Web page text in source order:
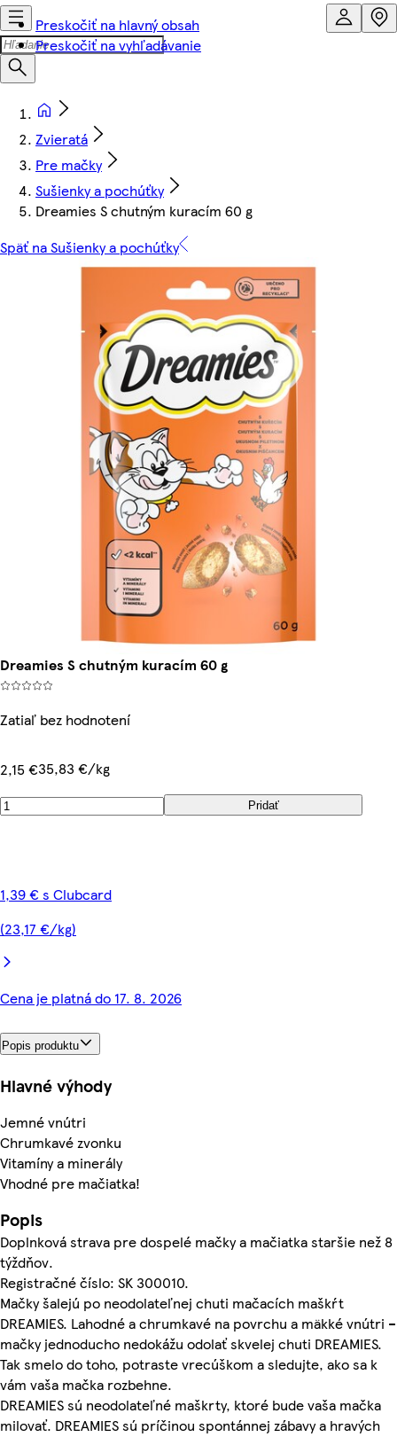
Preskočiť na hlavný obsah
Preskočiť na vyhľadávanie
Zvieratá
Pre mačky
Sušienky a pochúťky
Dreamies S chutným kuracím 60 g
Späť na Sušienky a pochúťky
Dreamies S chutným kuracím 60 g
Zatiaľ bez hodnotení
2,15 €35,83 €/kg
Pridať
1,39 € s Clubcard
(23,17 €/kg)
Cena je platná do 17. 8. 2026
Popis produktu
Hlavné výhody
Jemné vnútri
Chrumkavé zvonku
Vitamíny a minerály
Vhodné pre mačiatka!
Popis
Doplnková strava pre dospelé mačky a mačiatka staršie než 8
týždňov.
Registračné číslo: SK 300010.
Mačky šalejú po neodolateľnej chuti mačacích maškŕt
DREAMIES. Lahodné a chrumkavé na povrchu a mäkké vnútri –
mačky jednoducho nedokážu odolať skvelej chuti DREAMIES.
Tak smelo do toho, potraste vrecúškom a sledujte, ako sa k
vám vaša mačka rozbehne.
DREAMIES sú neodolateľné maškrty, ktoré bude vaša mačka
milovať. DREAMIES sú príčinou spontánnej zábavy a hravých